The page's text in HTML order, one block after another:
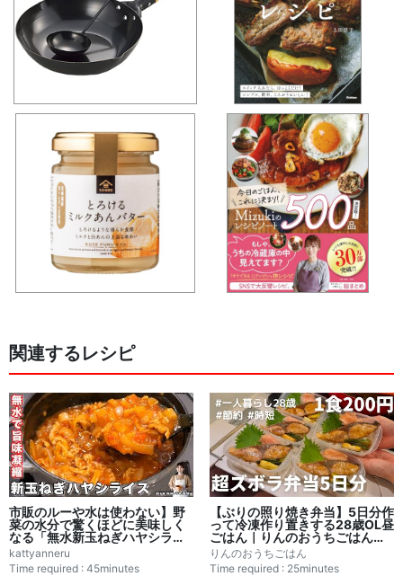
関連するレシピ
市販のルーや水は使わない】野
菜の水分で驚くほどに美味しく
なる「無水新玉ねぎハヤシライ
ス」の作り方｜かっちゃんねる
さんのレシピ書き起こし
kattyanneru
Time required : 45minutes
【ぶりの照り焼き弁当】5日分作
って冷凍作り置きする28歳OL昼
ごはん｜りんのおうちごはんレ
シピ書き起こし
りんのおうちごはん
Time required : 25minutes